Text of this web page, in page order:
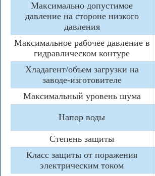
Максимально допустимое
давление на стороне низкого
давления
Максимальное рабочее давление в
гидравлическом контуре
Хладагент/объем загрузки на
заводе-изготовителе
Максимальный уровень шума
Напор воды
Степень защиты
Класс защиты от поражения
электрическим током